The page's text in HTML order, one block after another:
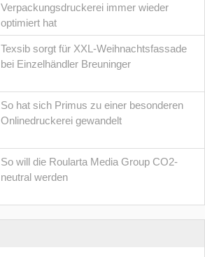
Verpackungsdruckerei immer wieder
optimiert hat
Texsib sorgt für XXL-Weihnachtsfassade
bei Einzelhändler Breuninger
So hat sich Primus zu einer besonderen
Onlinedruckerei gewandelt
So will die Roularta Media Group CO2-
neutral werden